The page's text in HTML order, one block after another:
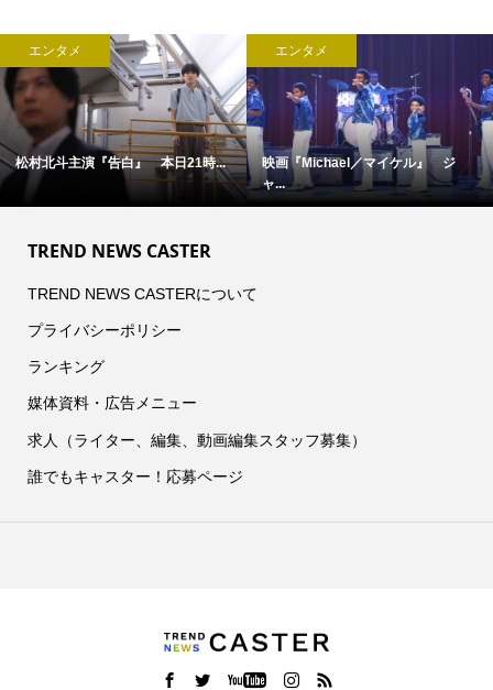
エンタメ
松村北斗主演『告白』 本日21時...
エンタメ
映画『Michael／マイケル』 ジ
ャ...
TREND NEWS CASTER
TREND NEWS CASTERについて
プライバシーポリシー
ランキング
媒体資料・広告メニュー
求人（ライター、編集、動画編集スタッフ募集）
誰でもキャスター！応募ページ